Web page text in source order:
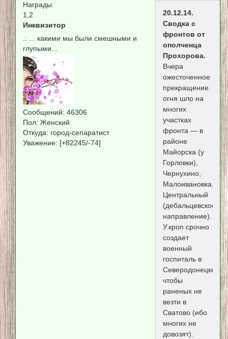
Награды:
1,2
Инквизитор
.: ... какими мы были смешными и
глупыми...
Сообщений: 46306
Пол: Женский
Откуда: город-сепаратист
Уважение: [+82245/-74]
20.12.14.
Сводка с
фронтов от
ополченца
Прохорова.
Вчера
ожесточенное
прекращение
огня шло на
многих
участках
фронта — в
районе
Майорска (у
Горловки),
Чернухино,
Малоивановка,
Центральный
(дебальцевское
направление).
У.кроп срочно
создает
военный
госпиталь в
Северодонецке,
чтобы
раненых не
везти в
Сватово (ибо
многих не
довозят).